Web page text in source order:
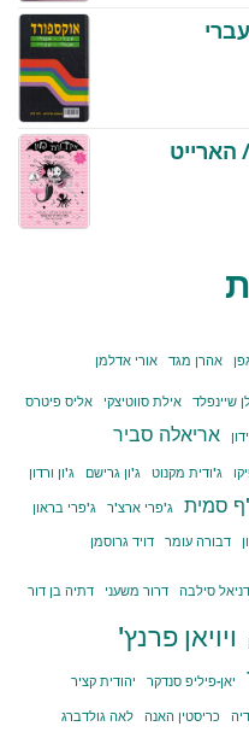
/ הארייט
אהרן מגד אורי אדלמן
שיינפלד אילת סווטיצקי אליס פיטרס
אריאלה סביר
ג'ודית מקנוט ג'ון גרישם ג'ון ורדון
סמית ג'פרי ארצ'ר
ג'פרי בראון
דבורה עומר דויד גרוסמן
דניאל סילבה דרור משעני דתיה בן דור
ויויאן פרנץ'
יאן-פיליפ סנדקר יהודית קציר
כריסטין האנה
לאה גולדברג